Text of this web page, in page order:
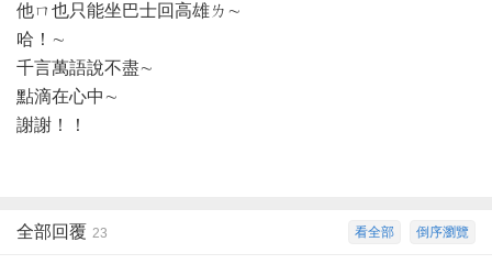
他ㄇ也只能坐巴士回高雄ㄌ∼
哈！∼
千言萬語說不盡∼
點滴在心中∼
謝謝！！
倒序瀏覽
看全部
全部回覆 23